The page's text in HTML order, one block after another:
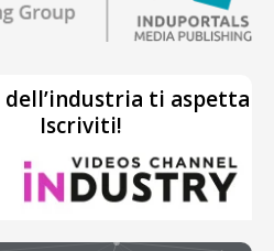
ti aspetta
Iscriviti!